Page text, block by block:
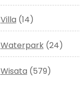
Villa (14)
Waterpark(24)
Wisata (579)